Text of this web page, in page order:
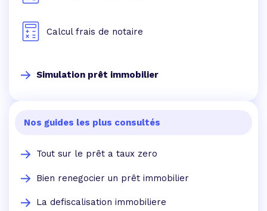
Calcul frais de notaire
Simulation prêt immobilier
Nos guides les plus consultés
Tout sur le prêt a taux zero
Bien renegocier un prêt immobilier
La defiscalisation immobiliere